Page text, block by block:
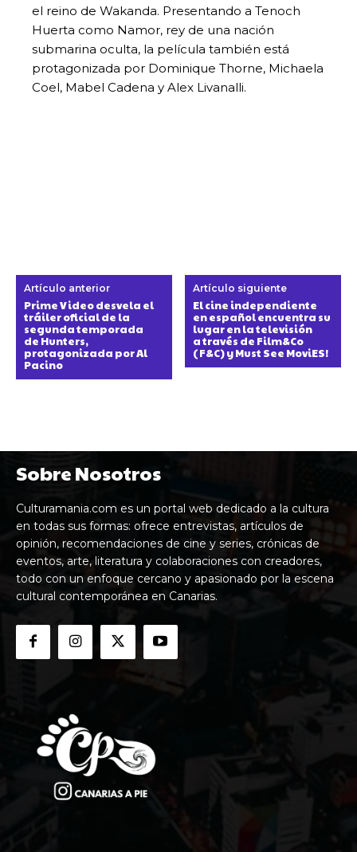
el reino de Wakanda. Presentando a Tenoch
Huerta como Namor, rey de una nación
submarina oculta, la película también está
protagonizada por Dominique Thorne, Michaela
Coel, Mabel Cadena y Alex Livanalli.
Artículo anterior
Prime Video desvela el
tráiler oficial de la
segunda temporada
de Hunters,
protagonizada por Al
Pacino
Artículo siguiente
El cine independiente
en español encuentra su
lugar en la televisión
a través de Film&Co
(F&C) y Must See MoviES!
Sobre Nosotros
Culturamania.com es un portal web dedicado a la cultura
en todas sus formas: ofrece entrevistas, artículos de
opinión, recomendaciones de cine y series, crónicas de
eventos, arte, literatura y colaboraciones con creadores,
todo con un enfoque cercano y apasionado por la escena
cultural contemporánea en Canarias.